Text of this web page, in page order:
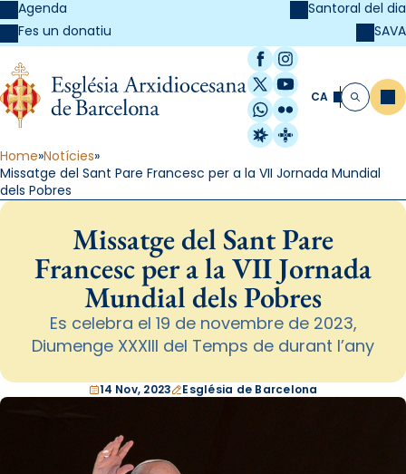
Agenda
Fes un donatiu
Santoral del dia
SAVA
Facebook
Instagram
X / Twitter
YouTube
WhatsApp
Flickr
Radio Estel
Catalunya
CA Cerca
Home Notícies
Missatge del Sant Pare Francesc per a la VII Jornada Mundial
dels Pobres
Missatge del Sant Pare
Francesc per a la VII Jornada
Mundial dels Pobres
Es celebra el 19 de novembre de 2023,
Diumenge XXXIII del Temps de durant l’any
14 Nov, 2023 Església de Barcelona